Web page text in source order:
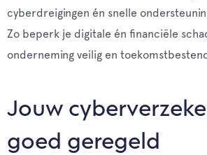
cyberdreigingen én snelle
Zo beperk je digitale én financiële
onderneming veilig en
Jouw
goed geregeld